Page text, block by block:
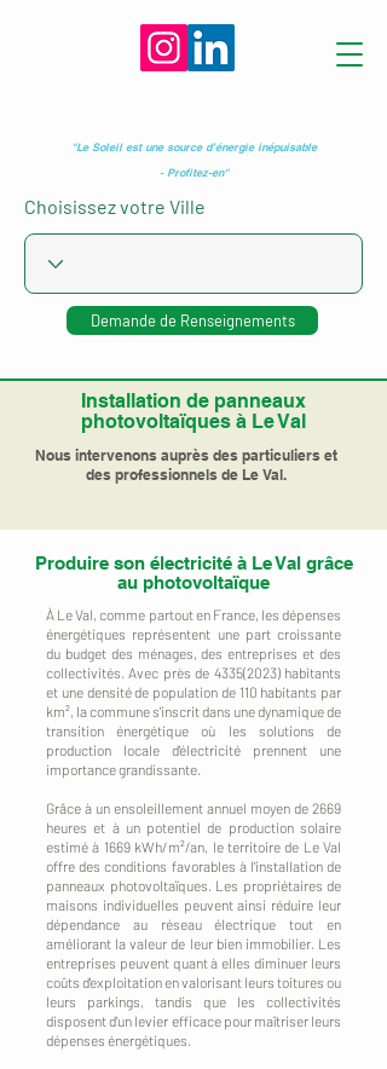
"Le Soleil est une source d’énergie inépuisable
- Profitez-en"
Choisissez votre Ville
Demande de Renseignements
Installation de panneaux
photovoltaïques à Le Val
Nous intervenons auprès des particuliers et
des professionnels de Le Val.
Produire son électricité à Le Val grâce
au photovoltaïque
À Le Val, comme partout en France, les dépenses
énergétiques représentent une part croissante
du budget des ménages, des entreprises et des
collectivités. Avec près de 4335(2023)habitants
et une densité de population de 110 habitants par
km², la commune s'inscrit dans une dynamique de
transition énergétique où les solutions de
production locale d'électricité prennent une
importance grandissante.
Grâce à un ensoleillement annuel moyen de 2669
heures et à un potentiel de production solaire
estimé à 1669 kWh/m²/an, le territoire de Le Val
offre des conditions favorables à l'installation de
panneaux photovoltaïques. Les propriétaires de
maisons individuelles peuvent ainsi réduire leur
dépendance au réseau électrique tout en
améliorant la valeur de leur bien immobilier. Les
entreprises peuvent quant à elles diminuer leurs
coûts d'exploitation en valorisant leurs toitures ou
leurs parkings, tandis que les collectivités
disposent d'un levier efficace pour maîtriser leurs
dépenses énergétiques.